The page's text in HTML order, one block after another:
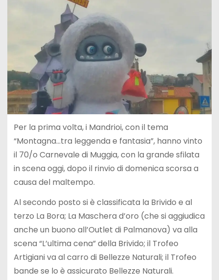
Per la prima volta, i Mandrioi, con il tema
“Montagna…tra leggenda e fantasia”, hanno vinto
il 70/o Carnevale di Muggia, con la grande sfilata
in scena oggi, dopo il rinvio di domenica scorsa a
causa del maltempo.
Al secondo posto si è classificata la Brivido e al
terzo La Bora; La Maschera d’oro (che si aggiudica
anche un buono all’Outlet di Palmanova) va alla
scena “L’ultima cena” della Brivido; il Trofeo
Artigiani va al carro di Bellezze Naturali; il Trofeo
bande se lo è assicurato Bellezze Naturali.